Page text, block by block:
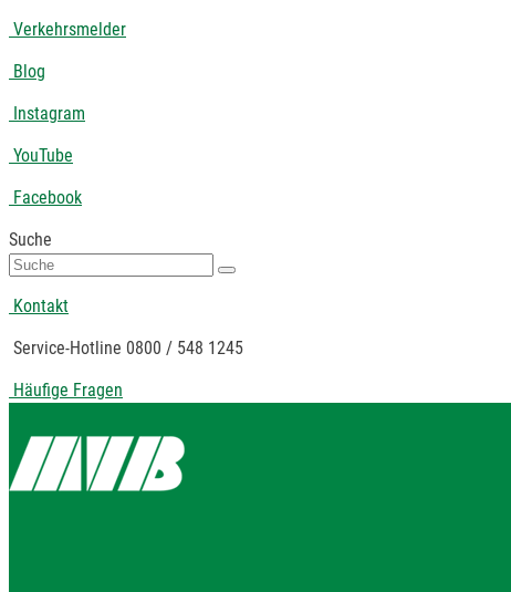
Verkehrsmelder
Blog
Instagram
YouTube
Facebook
Suche
Suche
Kontakt
Service-Hotline 0800 / 548 1245
Häufige Fragen